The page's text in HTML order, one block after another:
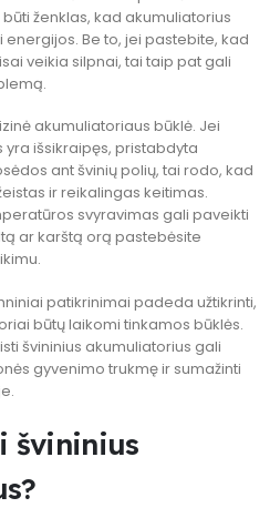
ženklas, kad akumuliatorius
Be to, jei pastebite, kad
veikia silpnai, tai taip pat gali
akumuliatoriaus būklė. Jei
išsikraipęs, pristabdyta
ant švinių polių, tai rodo, kad
ir reikalingas keitimas.
svyravimas gali paveikti
ar karštą orą pastebėsite
patikrinimai padeda užtikrinti,
būtų laikomi tinkamos būklės.
švininius akumuliatorius gali
gyvenimo trukmę ir sumažinti
švininius